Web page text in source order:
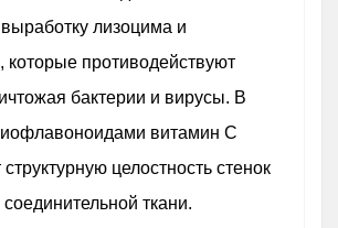
выработку лизоцима и
которые противодействуют
бактерии и вирусы. В
витамин С
целостность стенок
ткани.